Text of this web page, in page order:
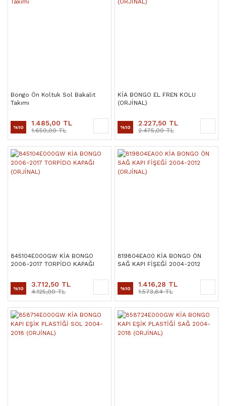
Bongo Ön Koltuk Sol Bakalit
Takımı
%10 1.485,00 TL
1.650,00 TL
KİA BONGO EL FREN KOLU
(ORJİNAL)
%10 2.227,50 TL
2.475,00 TL
845104E000GW KİA BONGO
2006-2017 TORPİDO KAPAĞI
%10 3.712,50 TL
4.125,00 TL
819804EA00 KİA BONGO ÖN
SAĞ KAPI FİŞEĞİ 2004-2012
%10 1.416,28 TL
1.573,64 TL